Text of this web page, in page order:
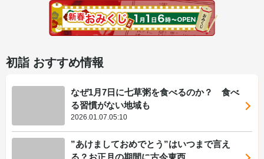
初詣 おすすめ情報
なぜ1月7日に七草粥を食べるのか？ 食べ
る習慣がない地域も
2026.01.07.05:10
”あけましておめでとう”はいつまで言え